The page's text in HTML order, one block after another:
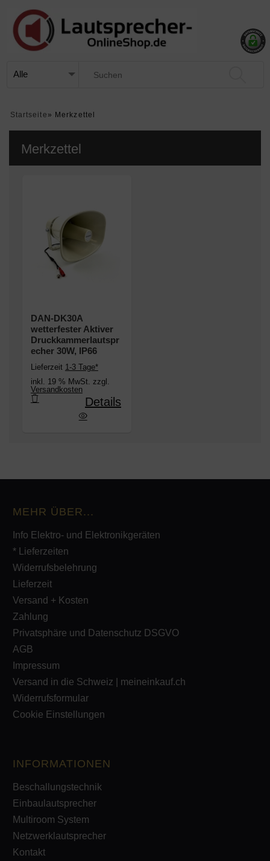
Startseite » Merkzettel
Merkzettel
DAN-DK30A
wetterfester Aktiver
Druckkammerlautspr
echer 30W, IP66
Lieferzeit 1-3 Tage*
inkl. 19 % MwSt. zzgl.
Versandkosten
Aktiver Druckkammerlautsprecher 30W,
Details
MEHR ÜBER...
Info Elektro- und Elektronikgeräten
* Lieferzeiten
Widerrufsbelehrung
Lieferzeit
Versand + Kosten
Zahlung
Privatsphäre und Datenschutz DSGVO
AGB
Impressum
Versand in die Schweiz | meineinkauf.ch
Widerrufsformular
Cookie Einstellungen
INFORMATIONEN
Beschallungstechnik
Einbaulautsprecher
Multiroom System
Netzwerklautsprecher
Kontakt